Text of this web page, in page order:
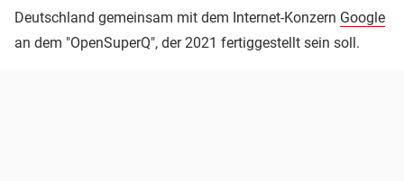
Deutschland gemeinsam mit dem Internet-Konzern Google
an dem "OpenSuperQ", der 2021 fertiggestellt sein soll.